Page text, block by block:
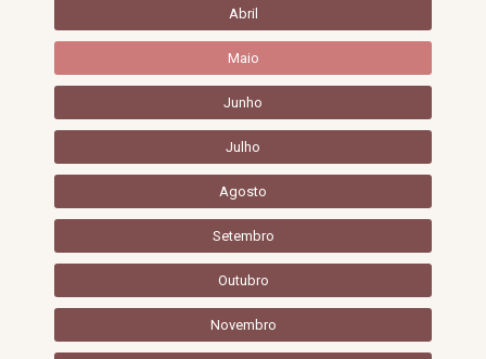
Abril
Maio
Junho
Julho
Agosto
Setembro
Outubro
Novembro